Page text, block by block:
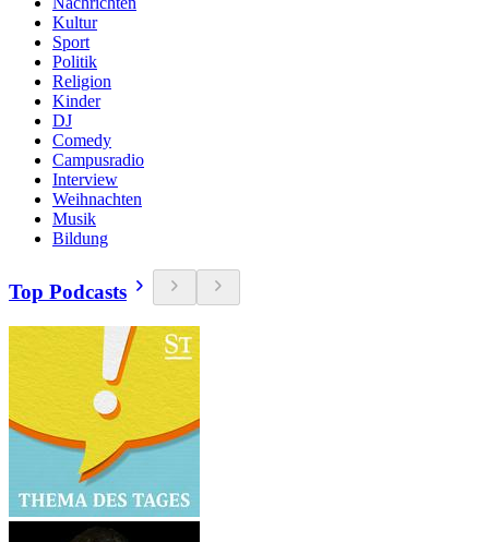
Kultur
Sport
Politik
Religion
Kinder
DJ
Comedy
Campusradio
Interview
Weihnachten
Musik
Bildung
Top Podcasts